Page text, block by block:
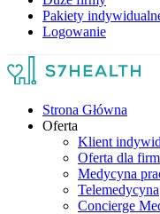
Pakiety
Logowanie
Strona Główna
Oferta
Klient
Oferta dla firm
Medycyna
Telemedycyna
Concierge